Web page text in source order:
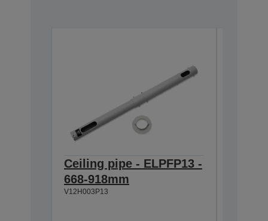
Ceiling pipe - ELPFP13 -
668-918mm
V12H003P13